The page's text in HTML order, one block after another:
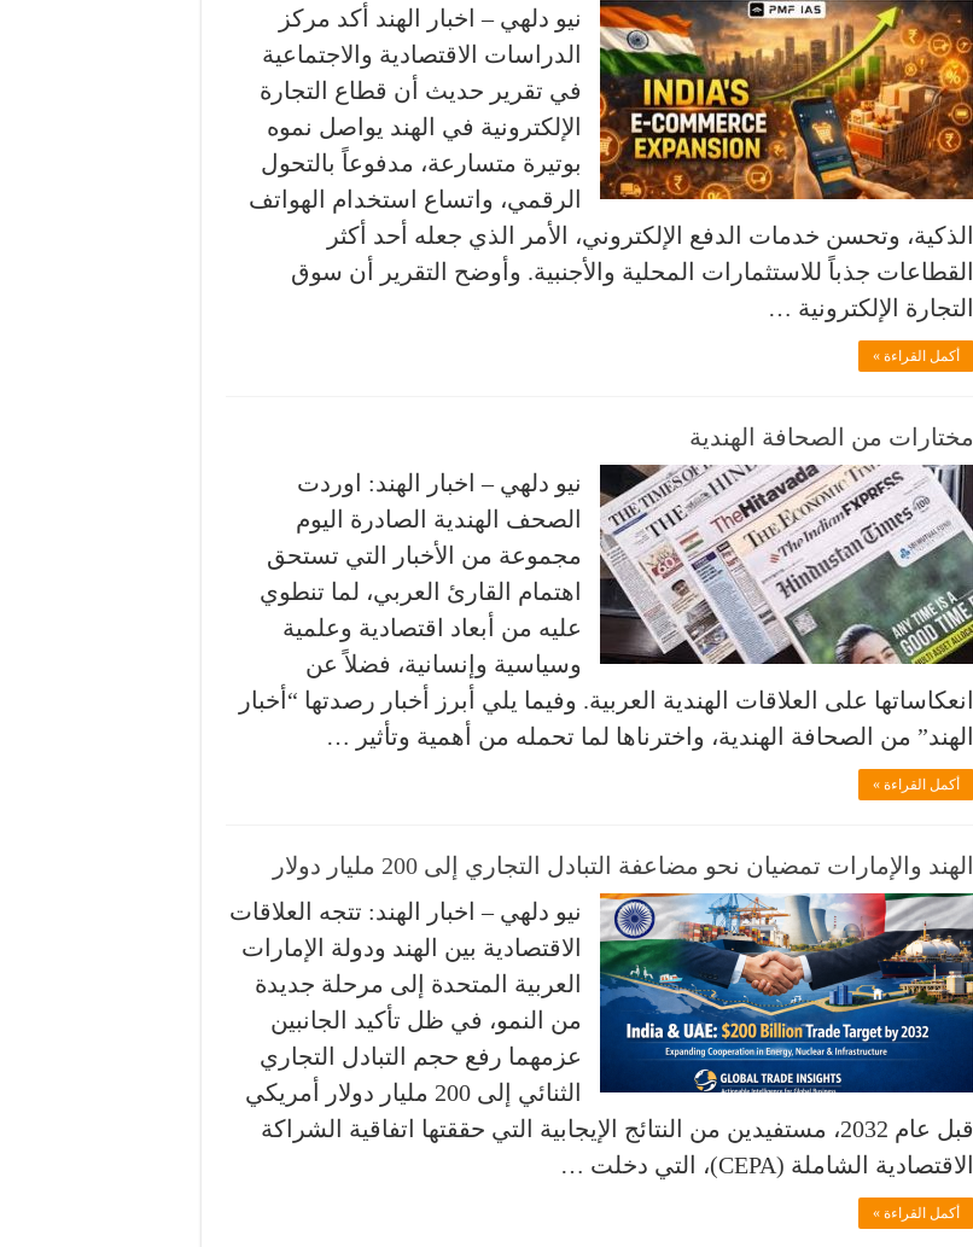
نيو دلهي – اخبار الهند أكد مركز
الدراسات الاقتصادية والاجتماعية
في تقرير حديث أن قطاع التجارة
الإلكترونية في الهند يواصل نموه
بوتيرة متسارعة، مدفوعاً بالتحول
الرقمي، واتساع استخدام الهواتف
الذكية، وتحسن خدمات الدفع الإلكتروني، الأمر الذي جعله أحد أكثر
القطاعات جذباً للاستثمارات المحلية والأجنبية. وأوضح التقرير أن سوق
التجارة الإلكترونية …
أكمل القراءة »
مختارات من الصحافة الهندية
نيو دلهي – اخبار الهند: اوردت
الصحف الهندية الصادرة اليوم
مجموعة من الأخبار التي تستحق
اهتمام القارئ العربي، لما تنطوي
عليه من أبعاد اقتصادية وعلمية
وسياسية وإنسانية، فضلاً عن
انعكاساتها على العلاقات الهندية العربية. وفيما يلي أبرز أخبار رصدتها “أخبار
الهند” من الصحافة الهندية، واخترناها لما تحمله من أهمية وتأثير …
أكمل القراءة »
الهند والإمارات تمضيان نحو مضاعفة التبادل التجاري إلى 200 مليار دولار
نيو دلهي – اخبار الهند: تتجه العلاقات
الاقتصادية بين الهند ودولة الإمارات
العربية المتحدة إلى مرحلة جديدة
من النمو، في ظل تأكيد الجانبين
عزمهما رفع حجم التبادل التجاري
الثنائي إلى 200 مليار دولار أمريكي
قبل عام 2032، مستفيدين من النتائج الإيجابية التي حققتها اتفاقية الشراكة
الاقتصادية الشاملة (CEPA)، التي دخلت …
أكمل القراءة »